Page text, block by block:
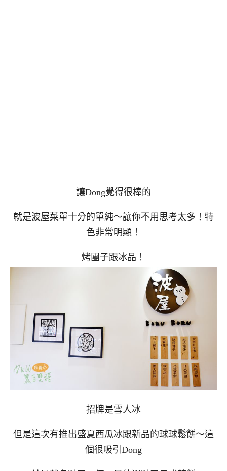
讓Dong覺得很棒的
就是波屋菜單十分的單純～讓你不用思考太多！特
色非常明顯！
烤團子跟冰品！
招牌是雪人冰
但是這次有推出盛夏西瓜冰跟新品的球球鬆餅～這
個很吸引Dong